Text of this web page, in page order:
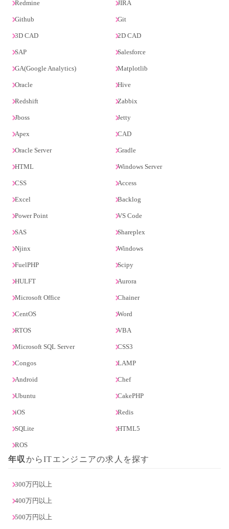
Redmine JIRA
Github Git
3D CAD 2D CAD
SAP Salesforce
GA(Google Analytics) Matplotlib
Oracle Hive
Redshift Zabbix
Jboss Jetty
Apex CAD
Oracle Server Gradle
HTML Windows Server
CSS Access
Excel Backlog
Power Point VS Code
SAS Shareplex
Njinx Windows
FuelPHP Scipy
HULFT Aurora
Microsoft Office Chainer
CentOS Word
RTOS VBA
Microsoft SQL Server CSS3
Congos LAMP
Android Chef
Ubuntu CakePHP
iOS Redis
SQLite HTML5
ROS
年収 からITエンジニアの求人を探す
300万円以上
400万円以上
500万円以上